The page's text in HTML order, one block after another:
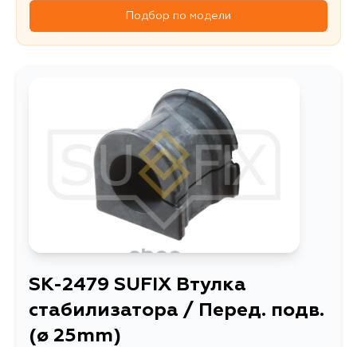
Подбор по модели
SK-2479 SUFIX Втулка
стабилизатора / Перед. подв.
(ø 25mm)